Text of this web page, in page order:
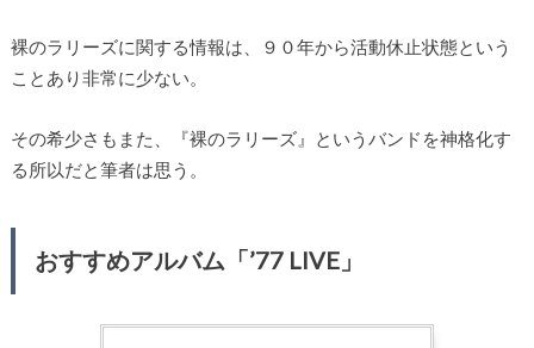
裸のラリーズに関する情報は、９０年から活動休止状態という
ことあり非常に少ない。
その希少さもまた、『裸のラリーズ』というバンドを神格化す
る所以だと筆者は思う。
おすすめアルバム「’77 LIVE」